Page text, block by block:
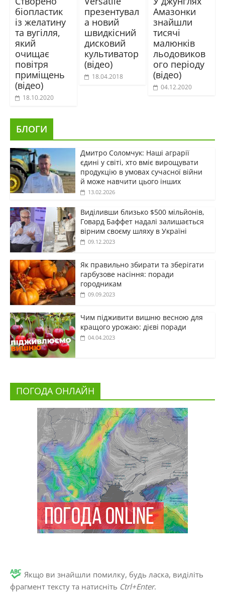
біопластик
із желатину
та вугілля,
який
очищає
повітря
приміщень
(відео)
18.10.2020
презентувал
а новий
швидкісний
дисковий
культиватор
(відео)
18.04.2018
Амазонки
знайшли
тисячі
малюнків
льодовиков
ого періоду
(відео)
04.12.2020
БЛОГИ
Дмитро Соломчук: Наші аграрії
єдині у світі, хто вміє вирощувати
продукцію в умовах сучасної війни
й може навчити цього інших
13.02.2026
Виділивши близько $500 мільйонів,
Говард Баффет надалі залишається
вірним своєму шляху в Україні
09.12.2023
Як правильно збирати та зберігати
гарбузове насіння: поради
городникам
09.09.2023
Чим підживити вишню весною для
кращого урожаю: дієві поради
04.04.2023
ПОГОДА ОНЛАЙН
Якщо ви знайшли помилку, будь ласка, виділіть
фрагмент тексту та натисніть Ctrl+Enter.